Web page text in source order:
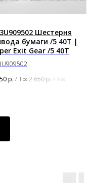
Шестерня
бумаги /5 40T |
Exit Gear /5 40T
р. / 1 pc 2 650р. / 1 pc